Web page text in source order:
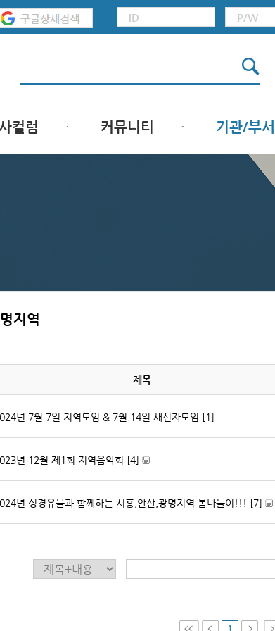
컬럼 커뮤니티 기관/부서
지역
제목
년 7월 7일 지역모임 & 7월 14일 새신자모임 [1]
년 12월 제1회 지역음악회
[4]
[
일
년 성경유물과 함께하는 시흥,안산,광명지역 봄나들이!!! [7]
[
자